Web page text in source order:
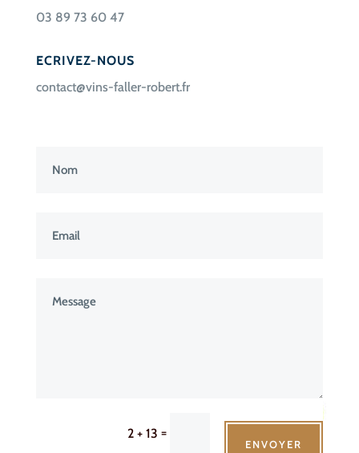
03 89 73 60 47
ECRIVEZ-NOUS
contact@vins-faller-robert.fr
2 + 13 =
ENVOYER